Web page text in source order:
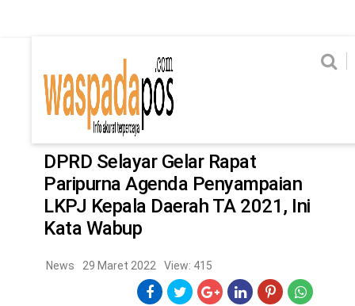
Home News
Ekonomi Hukum & Kriminal
Politik Metro
Hiburan Pendidikan
Edukasi Tekno
CHANEL
Home News Ekonomi Hukum & Kriminal
News
DPRD Selayar Gelar Rapat
Paripurna Agenda Penyampaian
LKPJ Kepala Daerah TA 2021, Ini
Kata Wabup
News 29 Maret 2022 View: 415